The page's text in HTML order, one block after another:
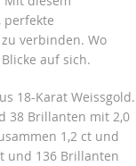
perfekte
verbinden. Wo
auf sich.
18-Karat Weissgold.
38 Brillanten mit 2,0
1,2 ct und
und 136 Brillanten